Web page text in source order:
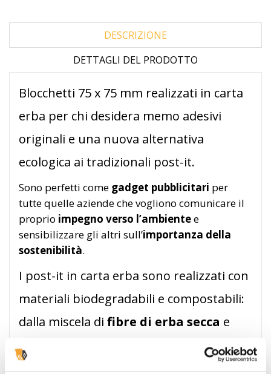
DESCRIZIONE
DETTAGLI DEL PRODOTTO
Blocchetti 75 x 75 mm realizzati in carta
erba per chi desidera memo adesivi
originali e una nuova alternativa
ecologica ai tradizionali post-it.
Sono perfetti come gadget pubblicitari per
tutte quelle aziende che vogliono comunicare il
proprio impegno verso l’ambientee
sensibilizzare gli altri sull’importanza della
sostenibilità.
I post-it in carta erba sono realizzati con
materiali biodegradabili e compostabili:
dalla miscela di fibre di erba secca e
pura cellulosa FSC
prende vita questa
speciale carta tutta al naturale che offre